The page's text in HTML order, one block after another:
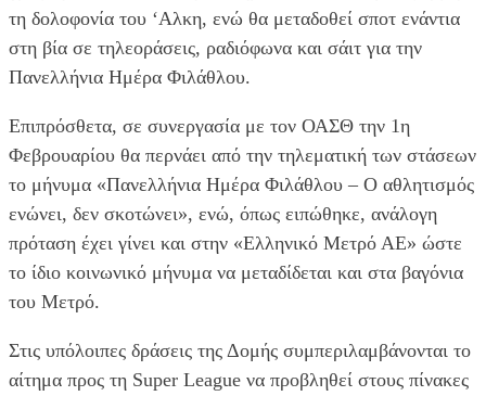
τη δολοφονία του ‘Αλκη, ενώ θα μεταδοθεί σποτ ενάντια
στη βία σε τηλεοράσεις, ραδιόφωνα και σάιτ για την
Πανελλήνια Ημέρα Φιλάθλου.
Επιπρόσθετα, σε συνεργασία με τον ΟΑΣΘ την 1η
Φεβρουαρίου θα περνάει από την τηλεματική των στάσεων
το μήνυμα «Πανελλήνια Ημέρα Φιλάθλου – Ο αθλητισμός
ενώνει, δεν σκοτώνει», ενώ, όπως ειπώθηκε, ανάλογη
πρόταση έχει γίνει και στην «Ελληνικό Μετρό ΑΕ» ώστε
το ίδιο κοινωνικό μήνυμα να μεταδίδεται και στα βαγόνια
του Μετρό.
Στις υπόλοιπες δράσεις της Δομής συμπεριλαμβάνονται το
αίτημα προς τη Super League να προβληθεί στους πίνακες